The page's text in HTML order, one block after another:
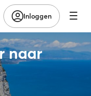
Inloggen
naar